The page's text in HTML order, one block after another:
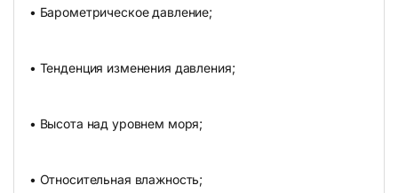
• Барометрическое давление;
• Тенденция изменения давления;
• Высота над уровнем моря;
• Относительная влажность;